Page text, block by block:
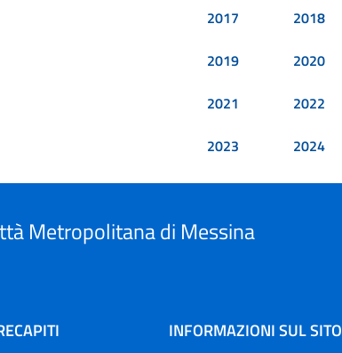
2017
2018
2019
2020
2021
2022
2023
2024
Metropolitana di Messina
INFORMAZIONI SUL SITO